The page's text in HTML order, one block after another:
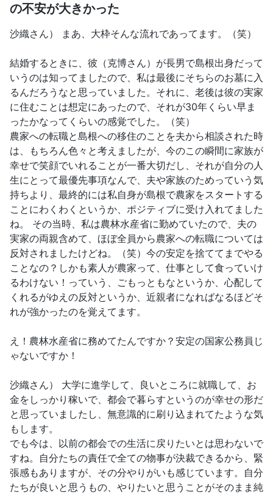
の不安が大きかった
沙織さん） まあ、大枠そんな流れであってます。（笑）
結婚するときに、彼（克博さん）が長男で島根出身だって
いうのは知ってましたので、私は最後にそちらのお墓に入
るんだろうなと思っていました。それに、老後は彼の実家
に住むことは想定にあったので、それが30年くらい早ま
ったかなってくらいの感覚でした。（笑）
農家への転職と島根への移住のことを夫から相談された時
は、もちろん色々と考えましたが、今のこの瞬間に家族が
幸せで笑顔でいれることが一番大切だし、それが自分の人
生にとって最優先事項なんで、夫や家族のためっていう気
持ちより、最終的には私自身が島根で農家をスタートする
ことにわくわくというか、ポジティブに受け入れてました
ね。 その当時、私は農林水産省に勤めていたので、夫の
実家の両親含めて、ほぼ全員から農家への転職については
反対されましたけどね。（笑）今の安定を捨ててまでやる
ことなの？しかも素人が農家って、仕事として食っていけ
るわけない！っていう、ごもっともなというか、心配して
くれるがゆえの反対というか、近親者になればなるほどそ
れが強かったのを覚えてます。
え！農林水産省に務めてたんですか？安定の国家公務員じ
ゃないですか！
沙織さん） 大学に進学して、良いところに就職して、お
金をしっかり稼いで、都会で暮らすというのが幸せの形だ
と思っていましたし、無意識的に刷り込まれてたような気
もします。
でも今は、以前の都会での生活に戻りたいとは思わないで
すね。自分たちの責任で全ての物事が決裁できるから、緊
張感もありますが、その分やりがいも感じています。自分
たちが良いと思うもの、やりたいと思うことがそのまま純